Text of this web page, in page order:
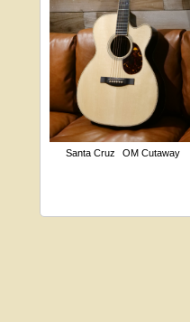
Santa Cruz OM Cutaway